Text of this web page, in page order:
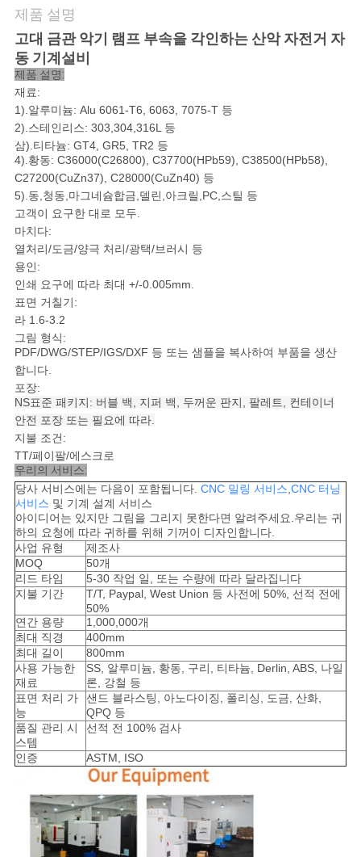
스
인
용
을
요
청
하
십
시
오
사
이
트
지
도
개
인
정
보
보
호
정
제품 설명
고대 금관 악기 램프 부속을 각인하는 산악 자전거 자
동 기계설비
제품 설명:
재료:
1).알루미늄: Alu 6061-T6, 6063, 7075-T 등
2).스테인리스: 303,304,316L 등
삼).티타늄: GT4, GR5, TR2 등
4).황동: C36000(C26800), C37700(HPb59), C38500(HPb58),
C27200(CuZn37), C28000(CuZn40) 등
5).동,청동,마그네슘합금,델린,아크릴,PC,스틸 등
고객이 요구한 대로 모두.
마치다:
열처리/도금/양극 처리/광택/브러시 등
용인:
인쇄 요구에 따라 최대 +/-0.005mm.
표면 거칠기:
라 1.6-3.2
그림 형식:
PDF/DWG/STEP/IGS/DXF 등 또는 샘플을 복사하여 부품을 생산
합니다.
포장:
NS표준 패키지: 버블 백, 지퍼 백, 두꺼운 판지, 팔레트, 컨테이너
안전 포장 또는 필요에 따라.
지불 조건:
TT/페이팔/에스크로
우리의 서비스:
당사 서비스에는 다음이 포함됩니다. CNC 밀링 서비스,CNC 터닝
서비스 및 기계 설계 서비스
아이디어는 있지만 그림을 그리지 못한다면 알려주세요.우리는 귀
하의 요청에 따라 귀하를 위해 기꺼이 디자인합니다.
사업 유형
제조사
MOQ
50개
리드 타임
5-30 작업 일, 또는 수량에 따라 달라집니다
지불 기간
T/T, Paypal, West Union 등 사전에 50%, 선적 전에
50%
연간 용량
1,000,000개
최대 직경
400mm
최대 길이
800mm
사용 가능한
재료
SS, 알루미늄, 황동, 구리, 티타늄, Derlin, ABS, 나일
론, 강철 등
표면 처리 가
능
샌드 블라스팅, 아노다이징, 폴리싱, 도금, 산화,
QPQ 등
품질 관리 시
스템
선적 전 100% 검사
인증 ASTM, ISO